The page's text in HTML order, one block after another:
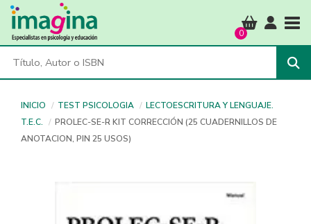
0
INICIO TEST PSICOLOGIA
LECTOESCRITURA Y LENGUAJE.
T.E.C.
PROLEC-SE-R KIT CORRECCIÓN (25 CUADERNILLOS DE
ANOTACION, PIN 25 USOS)